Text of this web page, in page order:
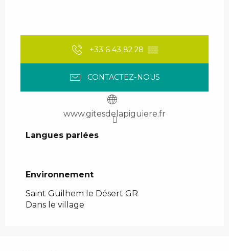
+33 6 43 82 28 ▒▒
CONTACTEZ-NOUS
www.gitesdelapiguiere.fr
Langues parlées
Langues parlées
Environnement
Environnement
Saint Guilhem le Désert GR
Dans le village